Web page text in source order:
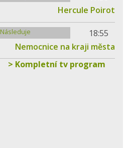
Hercule Poirot
Následuje
18:55
Nemocnice na kraji města
> Kompletní tv program